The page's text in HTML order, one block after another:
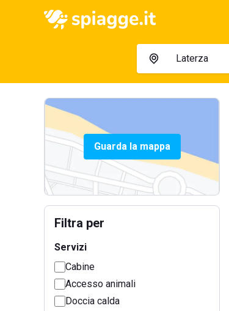
Guarda la mappa
Filtra per
Servizi
Cabine
Accesso animali
Doccia calda